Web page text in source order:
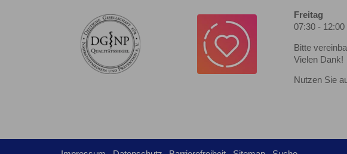
Freitag
07:30 - 12:00
Bitte
Vielen Dank!
Nutzen Sie